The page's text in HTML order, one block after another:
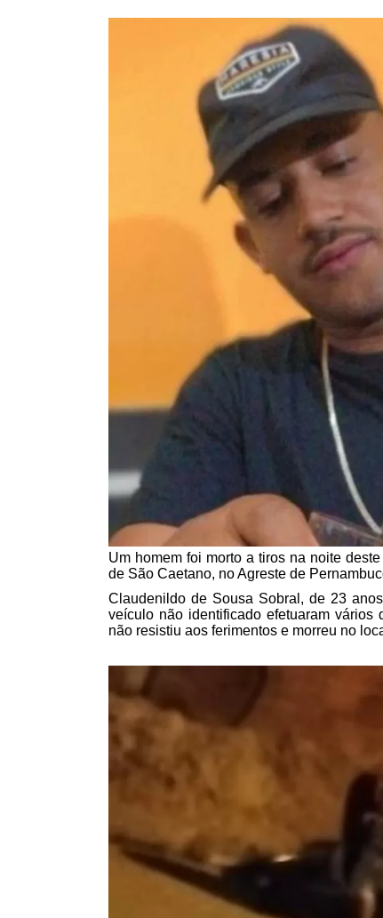
Um homem foi morto a tiros na noite
de São Caetano, no Agreste de
Claudenildo de Sousa Sobral, de 23
veículo não identificado efetuaram
não resistiu aos ferimentos e morreu no